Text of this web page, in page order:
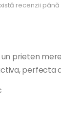
recenzii
prieten
perfecta